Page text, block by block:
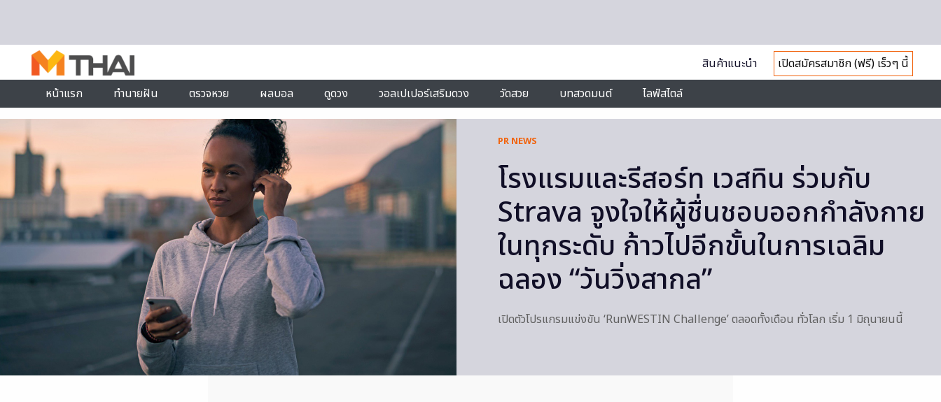
สินค้าแนะนำ
เปิดสมัครสมาชิก (ฟรี) เร็วๆ นี้
หน้าแรก
ทำนายฝัน ตรวจหวย ผลบอล ดูดวง วอลเปเปอร์เสริมดวง วัดสวย บทสวดมนต์ ไลฟ์สไตล์
PR NEWS
โรงแรมและรีสอร์ท เวสทิน ร่วมกับ
Strava จูงใจให้ผู้ชื่นชอบออกกำลังกาย
ในทุกระดับ ก้าวไปอีกขั้นในการเฉลิม
ฉลอง “วันวิ่งสากล”
เปิดตัวโปรแกรมแข่งขัน ‘RunWESTIN Challenge’ ตลอดทั้งเดือน ทั่วโลก เริ่ม 1 มิถุนายนนี้